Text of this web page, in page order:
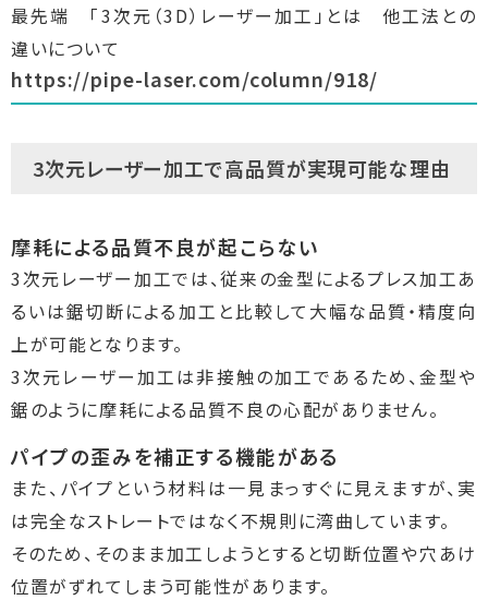
最先端 「3次元（3D）レーザー加工」とは 他工法との
違いについて
https://pipe-laser.com/column/918/
3次元レーザー加工で高品質が実現可能な理由
摩耗による品質不良が起こらない
3次元レーザー加工では、従来の金型によるプレス加工あ
るいは鋸切断による加工と比較して大幅な品質・精度向
上が可能となります。
3次元レーザー加工は非接触の加工であるため、金型や
鋸のように摩耗による品質不良の心配がありません。
パイプの歪みを補正する機能がある
また、パイプという材料は一見まっすぐに見えますが、実
は完全なストレートではなく不規則に湾曲しています。
そのため、そのまま加工しようとすると切断位置や穴あけ
位置がずれてしまう可能性があります。